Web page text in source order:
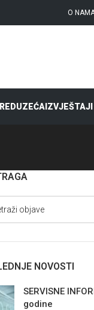
O
IZVJEŠTAJI
NOVOSTI
SERVISNE
godine